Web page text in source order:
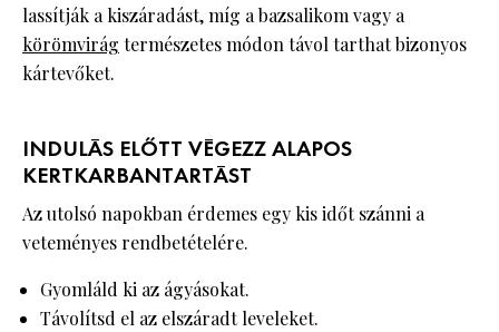
lassítják a kiszáradást, míg a bazsalikom vagy a
körömvirág természetes módon távol tarthat bizonyos
kártevőket.
INDULÁS ELŐTT VÉGEZZ ALAPOS
KERTKARBANTARTÁST
Az utolsó napokban érdemes egy kis időt szánni a
veteményes rendbetételére.
Gyomláld ki az ágyásokat.
Távolítsd el az elszáradt leveleket.